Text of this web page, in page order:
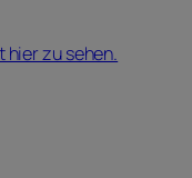
hier zu sehen.